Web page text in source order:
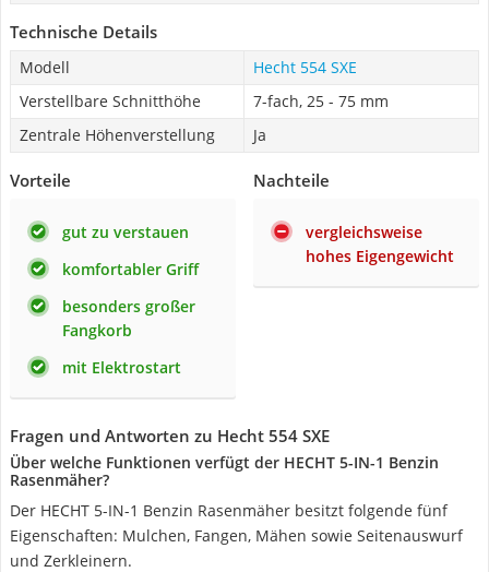
Technische Details
Modell
Hecht 554 SXE
Verstellbare Schnitthöhe
7-fach, 25 - 75 mm
Zentrale Höhenverstellung
Ja
Vorteile
gut zu verstauen
komfortabler Griff
besonders großer
Fangkorb
mit Elektrostart
Nachteile
vergleichsweise
hohes Eigengewicht
Fragen und Antworten zu Hecht 554 SXE
Über welche Funktionen verfügt der HECHT 5-IN-1 Benzin
Rasenmäher?
Der HECHT 5-IN-1 Benzin Rasenmäher besitzt folgende fünf
Eigenschaften: Mulchen, Fangen, Mähen sowie Seitenauswurf
und Zerkleinern.